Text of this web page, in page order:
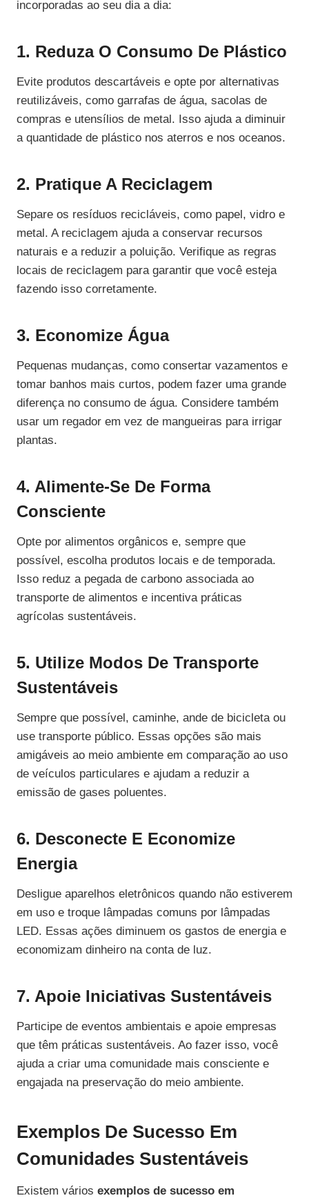
incorporadas ao seu dia a dia:
1. Reduza O Consumo De Plástico
Evite produtos descartáveis e opte por alternativas
reutilizáveis, como garrafas de água, sacolas de
compras e utensílios de metal. Isso ajuda a diminuir
a quantidade de plástico nos aterros e nos oceanos.
2. Pratique A Reciclagem
Separe os resíduos recicláveis, como papel, vidro e
metal. A reciclagem ajuda a conservar recursos
naturais e a reduzir a poluição. Verifique as regras
locais de reciclagem para garantir que você esteja
fazendo isso corretamente.
3. Economize Água
Pequenas mudanças, como consertar vazamentos e
tomar banhos mais curtos, podem fazer uma grande
diferença no consumo de água. Considere também
usar um regador em vez de mangueiras para irrigar
plantas.
4. Alimente-Se De Forma
Consciente
Opte por alimentos orgânicos e, sempre que
possível, escolha produtos locais e de temporada.
Isso reduz a pegada de carbono associada ao
transporte de alimentos e incentiva práticas
agrícolas sustentáveis.
5. Utilize Modos De Transporte
Sustentáveis
Sempre que possível, caminhe, ande de bicicleta ou
use transporte público. Essas opções são mais
amigáveis ao meio ambiente em comparação ao uso
de veículos particulares e ajudam a reduzir a
emissão de gases poluentes.
6. Desconecte E Economize
Energia
Desligue aparelhos eletrônicos quando não estiverem
em uso e troque lâmpadas comuns por lâmpadas
LED. Essas ações diminuem os gastos de energia e
economizam dinheiro na conta de luz.
7. Apoie Iniciativas Sustentáveis
Participe de eventos ambientais e apoie empresas
que têm práticas sustentáveis. Ao fazer isso, você
ajuda a criar uma comunidade mais consciente e
engajada na preservação do meio ambiente.
Exemplos De Sucesso Em
Comunidades Sustentáveis
Existem vários exemplos de sucesso em